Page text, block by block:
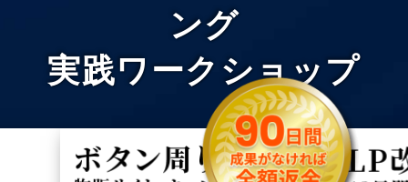
ング
実践ワークショップ